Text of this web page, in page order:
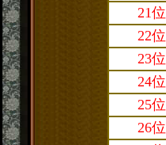
21位
22位
23位
24位
25位
26位